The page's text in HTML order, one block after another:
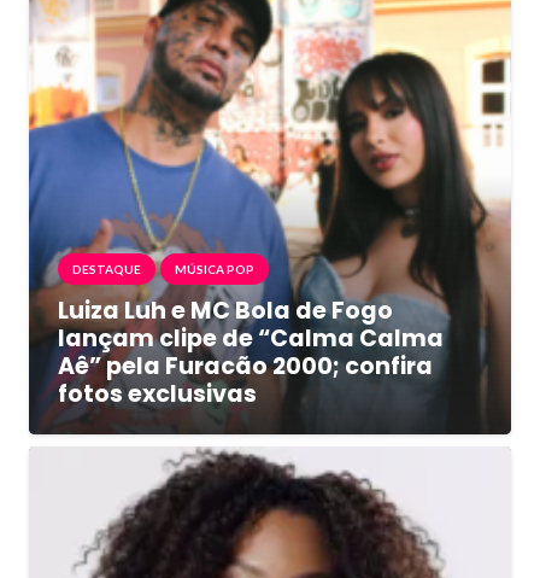
DESTAQUE MÚSICA POP
Luiza Luh e MC Bola de Fogo
lançam clipe de “Calma Calma
Aê” pela Furacão 2000; confira
fotos exclusivas